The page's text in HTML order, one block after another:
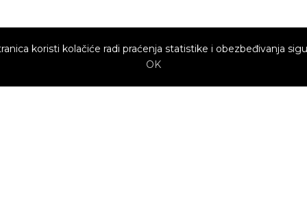
koristi kolačiće radi praćenja statistike i obezbeđivanja
OK